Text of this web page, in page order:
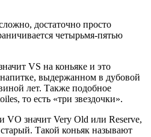
достаточно просто
четырьмя-пятью
VS на коньяке и это
напитке, выдержанном в дубовой
лет. Также подобное
то есть «три звездочки».
VO значит Very Old или Reserve,
Такой коньяк называют